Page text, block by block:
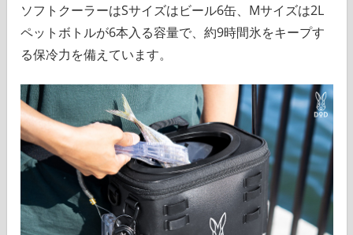
ソフトクーラーはSサイズはビール6缶、Mサイズは2L
ペットボトルが6本入る容量で、約9時間氷をキープす
る保冷力を備えています。